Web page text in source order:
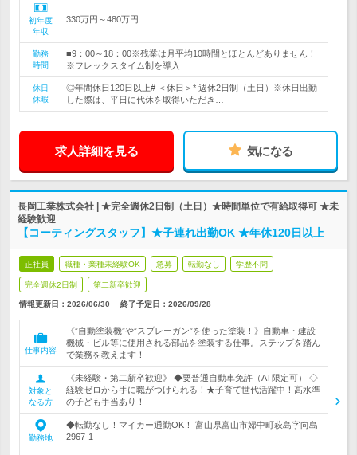
初年度
年収
330万円～480万円
勤務
時間
■9：00～18：00※残業は月平均10時間とほとんどありません！
※フレックスタイム制を導入
休日
休暇
◎年間休日120日以上# ＜休日＞* 週休2日制（土日）※休日出勤
した際は、平日に代休を取得いただき…
求人詳細を見る 気になる
長岡工業株式会社 | ★完全週休2日制（土日）★時間単位で有給取得可 ★未
経験歓迎
【コーティングスタッフ】★子連れ出勤OK ★年休120日以上
正社員 職種・業種未経験OK 急募 転勤なし 学歴不問
完全週休2日制 第二新卒歓迎
情報更新日：2026/06/30 終了予定日： 2026/09/28
仕事内容
《”自動塗装機”や”スプレーガン”を使った塗装！》自動車・建設
機械・ビル等に使用される部品を塗装する仕事。ステップを踏ん
で業務を教えます！
対象と
なる方
《未経験・第二新卒歓迎》 ◆要普通自動車免許（AT限定可） ◇
経験ゼロから手に職がつけられる！★子育て世代活躍中！高水準
の子ども手当あり！
勤務地
◆転勤なし！マイカー通勤OK！ 富山県富山市婦中町萩島字向島
2967-1